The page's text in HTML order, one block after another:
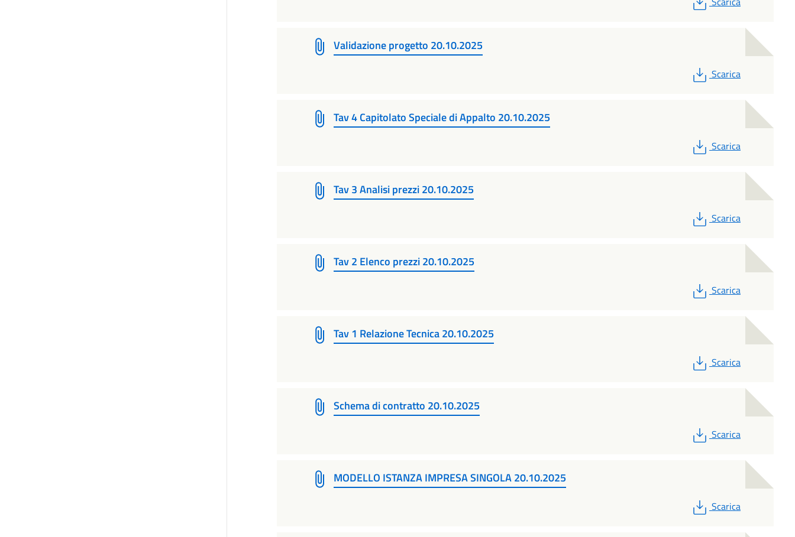
Validazione progetto 20.10.2025
PDF
Scarica
Tav 4 Capitolato Speciale di Appalto 20.10.2025
PDF
Scarica
Tav 3 Analisi prezzi 20.10.2025
PDF
Scarica
Tav 2 Elenco prezzi 20.10.2025
PDF
Scarica
Tav 1 Relazione Tecnica 20.10.2025
PDF
Scarica
Schema di contratto 20.10.2025
PDF
Scarica
MODELLO ISTANZA IMPRESA SINGOLA 20.10.2025
PDF
Scarica